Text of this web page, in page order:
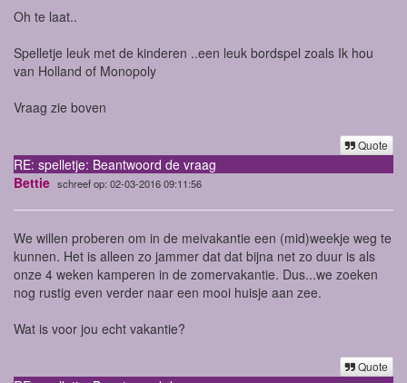
Oh te laat..
Spelletje leuk met de kinderen ..een leuk bordspel zoals Ik hou
van Holland of Monopoly
Vraag zie boven
Quote
RE: spelletje: Beantwoord de vraag
Bettie schreef op: 02-03-2016 09:11:56
We willen proberen om in de meivakantie een (mid)weekje weg te
kunnen. Het is alleen zo jammer dat dat bijna net zo duur is als
onze 4 weken kamperen in de zomervakantie. Dus...we zoeken
nog rustig even verder naar een mooi huisje aan zee.
Wat is voor jou echt vakantie?
Quote